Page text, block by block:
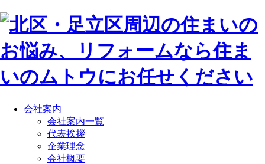
会社案内
会社案内一覧
代表挨拶
企業理念
会社概要